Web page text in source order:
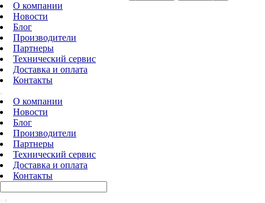
О компании
Новости
Блог
Производители
Партнеры
Технический сервис
Доставка и оплата
Контакты
О компании
Новости
Блог
Производители
Партнеры
Технический сервис
Доставка и оплата
Контакты